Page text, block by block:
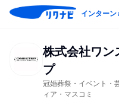
インターン
株式会社ワン
プ
冠婚葬祭・イベント・
ィア・マスコミ